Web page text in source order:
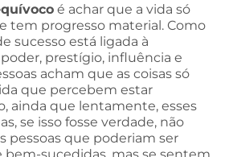
é achar que a vida só
tem progresso material. Como
sucesso está ligada à
prestígio, influência e
acham que as coisas só
que percebem estar
ainda que lentamente, esses
se isso fosse verdade, não
pessoas que poderiam ser
bem-sucedidas, mas se sentem